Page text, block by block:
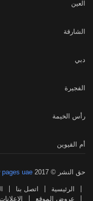
العين
الشارقة
دبي
الفجيرة
رأس الخيمة
أم القيوين
حق النشر © 2017 pages uae
الرئيسية اتصل بنا
عروض الموقع